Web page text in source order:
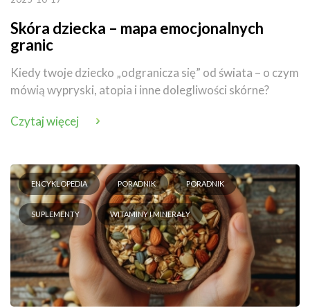
Skóra dziecka – mapa emocjonalnych
granic
Kiedy twoje dziecko „odgranicza się” od świata – o czym
mówią wypryski, atopia i inne dolegliwości skórne?
Czytaj więcej
ENCYKLOPEDIA PORADNIK PORADNIK
SUPLEMENTY WITAMINY I MINERAŁY